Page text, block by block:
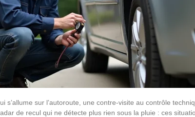
s’allume sur l’autoroute, une contre-visite au contrôle
de recul qui ne détecte plus rien sous la pluie : ces